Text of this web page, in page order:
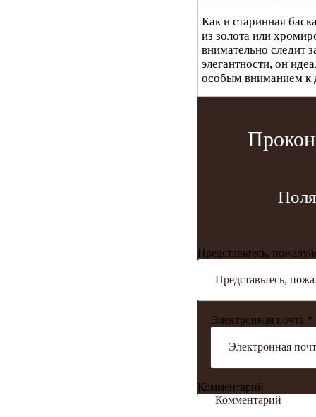
Каки старинная
из золота или
внимательно следит
элегантности, он
особым вниманием к
Представьтесь,
Электронная почта *
Комментарий